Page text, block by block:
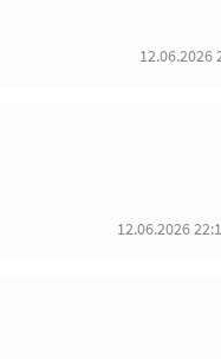
12.06.2026
12.06.2026